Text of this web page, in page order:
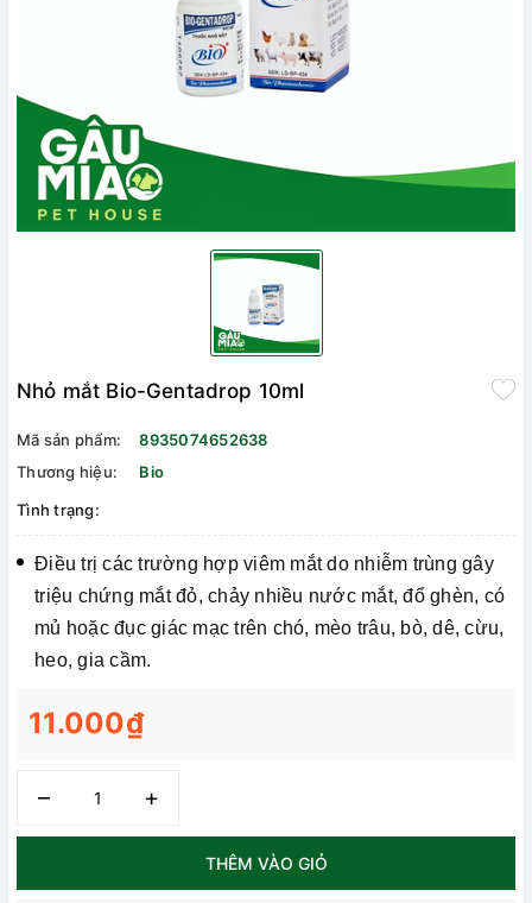
Nhỏ mắt Bio-Gentadrop 10ml
Mã sản phẩm:
8935074652638
Thương hiệu:
Bio
Tình trạng:
Điều trị các trường hợp viêm mắt do nhiễm trùng gây
triệu chứng mắt đỏ, chảy nhiều nước mắt, đổ ghèn, có
mủ hoặc đục giác mạc trên chó, mèo trâu, bò, dê, cừu,
heo, gia cầm.
11.000₫
– +
THÊM VÀO GIỎ